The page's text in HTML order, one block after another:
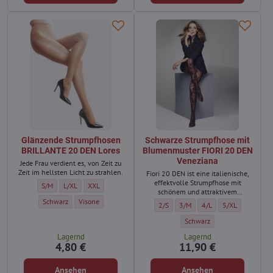
Glänzende Strumpfhosen
BRILLANTE 20 DEN Lores
Jede Frau verdient es, von Zeit zu
Zeit im hellsten Licht zu strahlen.
Glänzende Strumpfhosen BRILLANTE 20 DEN Lores - Größe:
S/M Glänzende Strumpfhosen BRILLANTE 20 DEN Lores - Größe:
L/XL Glänzende Strumpfhosen BRILLANTE 20 DEN Lores - Größe:
XXL
Glänzende Strumpfhosen BRILLANTE 20 DEN Lores - Farbe:
Schwarz Glänzende Strumpfhosen BRILLANTE 20 DEN Lores - Farbe:
Visone
Lagernd
4,80 €
Ansehen
Schwarze Strumpfhose mit
Blumenmuster FIORI 20 DEN
Veneziana
Fiori 20 DEN ist eine italienische,
effektvolle Strumpfhose mit
schönem und attraktivem
Taille, mit Baumwollzwickel, der
für tollen Tragekomfort sorgt.
Schwarze Strumpfhose mit
2/S Schwarze Strumpfhose mit
3/M Schwarze
4/L Schwarze
5/XL
Schwarze Strumpfhose mit
Schwarz
Lagernd
11,90 €
Ansehen